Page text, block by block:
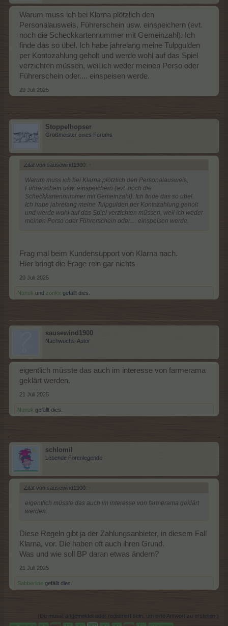
Warum muss ich bei Klarna plötzlich den
Personalausweis, Führerschein usw. einspeichern (evt.
noch die Scheckkartennummer mit Gemeinzahl). Ich
finde das so übel. Ich habe jahrelang meine Tulpgulden
per Kontozahlung geholt und werde wohl auf das Spiel
verzichten müssen, weil ich weder meinen Perso oder
Führerschein oder.... einspeisen werde.
20 Juli 2025
Stoppelhopser
Großmeister eines Forums
Zitat von sausewind1900: ↑
Warum muss ich bei Klarna plötzlich den Personalausweis,
Führerschein usw. einspeichern (evt. noch die
Scheckkartennummer mit Gemeinzahl). Ich finde das so übel.
Ich habe jahrelang meine Tulpgulden per Kontozahlung geholt
und werde wohl auf das Spiel verzichten müssen, weil ich weder
meinen Perso oder Führerschein oder.... einspeisen werde.
Frag mal beim Kundensupport von Klarna nach.
Hier bringt die Frage rein gar nichts
20 Juli 2025
Nunuk und zonkx gefällt dies.
sausewind1900
Nachwuchs-Autor
eigentlich müsste das auch im interesse von farmerama
geklärt werden.
21 Juli 2025
Nunuk gefällt dies.
schlomil
Lebende Forenlegende
Zitat von sausewind1900: ↑
eigentlich müsste das auch im interesse von farmerama geklärt
werden.
Diese Regeln gibt ja der Zahlungsanbieter, in diesem Fall
Klarna, vor. Die haben oft auch ihren Grund.
Was und wie soll BP daran etwas ändern?
21 Juli 2025
Sabberline gefällt dies.
(Du musst angemeldet oder registriert sein, um eine Antwort zu erstellen.)